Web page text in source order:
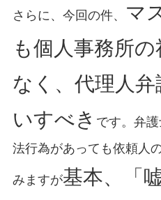
さらに、今回の件、
マ
も個人事務所
なく、代理人
いすべき です。弁
法行為があっても依頼人
みますが基本、「